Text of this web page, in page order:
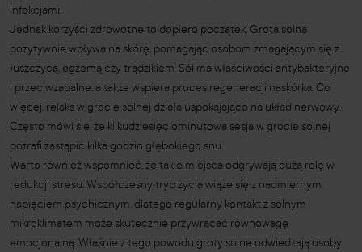
infekcjami.
Jednak korzyści zdrowotne to dopiero początek. Grota solna
pozytywnie wpływa na skórę, pomagając osobom zmagającym się z
łuszczycą, egzemą czy trądzikiem. Sól ma właściwości antybakteryjne
i przeciwzapalne, a także wspiera proces regeneracji naskórka. Co
więcej, relaks w grocie solnej działa uspokajająco na układ nerwowy.
Często mówi się, że kilkudziesięciominutowa sesja w grocie solnej
potrafi zastąpić kilka godzin głębokiego snu.
Warto również wspomnieć, że takie miejsca odgrywają dużą rolę w
redukcji stresu. Współczesny tryb życia wiąże się z nadmiernym
napięciem psychicznym, dlatego regularny kontakt z solnym
mikroklimatem może skutecznie przywracać równowagę
emocjonalną. Właśnie z tego powodu groty solne odwiedzają osoby